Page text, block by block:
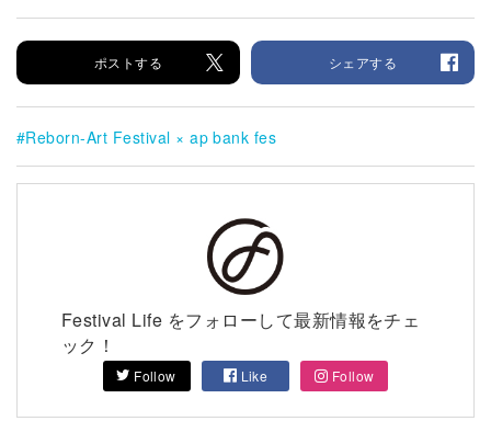
ポストする シェアする
Reborn-Art Festival × ap bank fes
Festival Life をフォローして最新情報をチェ
ック！
Follow Like Follow